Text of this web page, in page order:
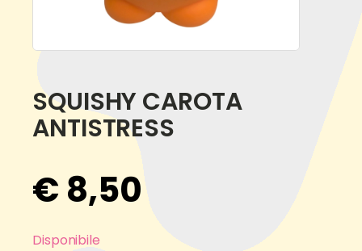
SQUISHY CAROTA
ANTISTRESS
€ 8,50
Disponibile